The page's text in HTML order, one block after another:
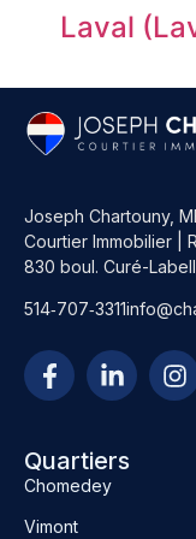
Laval
Joseph Chartouny,
Courtier Immobilier |
830 boul. Curé-
514‑707‑3311
Quartiers
Chomedey
Vimont